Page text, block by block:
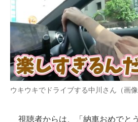
ウキウキでドライブする中川さん（画
視聴者からは、「納車おめでと